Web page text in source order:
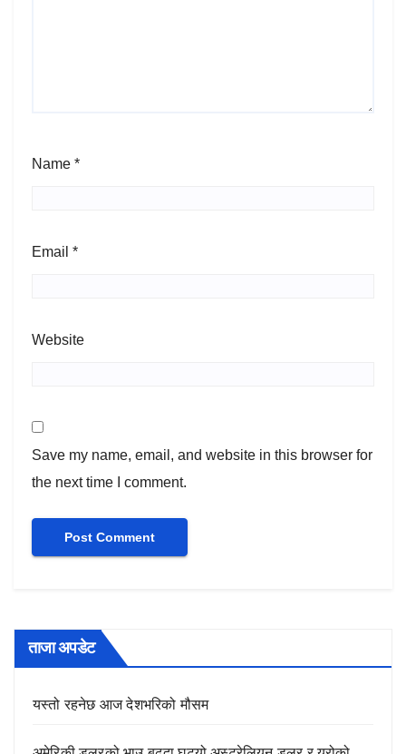
Name *
Email *
Website
Save my name, email, and website in this browser for
the next time I comment.
ताजा अपडेट
यस्तो रहनेछ आज देशभरिको मौसम